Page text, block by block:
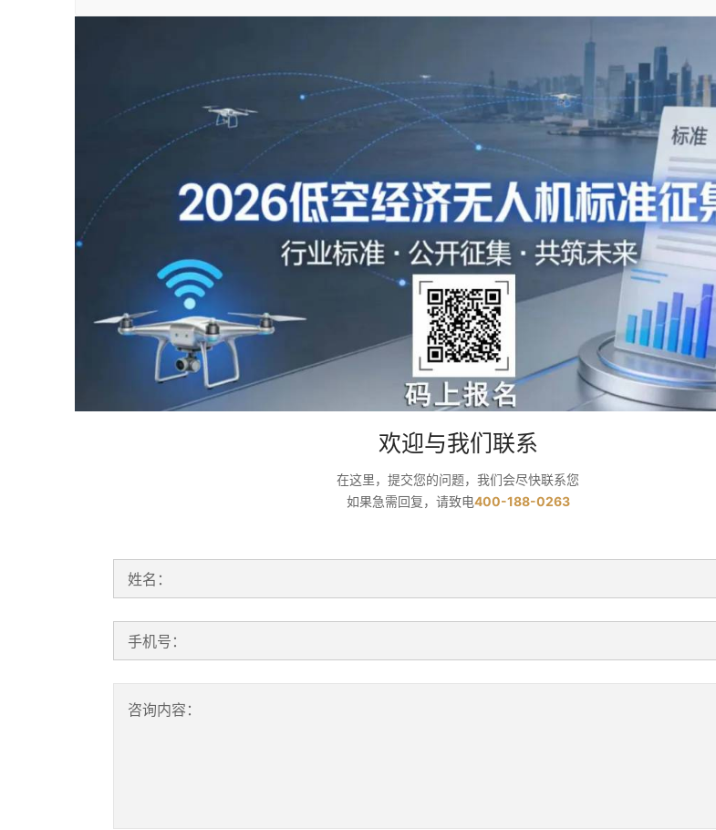
欢迎与我们联系
在这里，提交您的问题，我们会尽快联系您
如果急需回复，请致电400-188-0263
姓名：
手机号：
咨询内容：